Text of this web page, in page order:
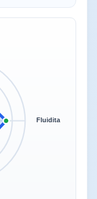
Fluidita